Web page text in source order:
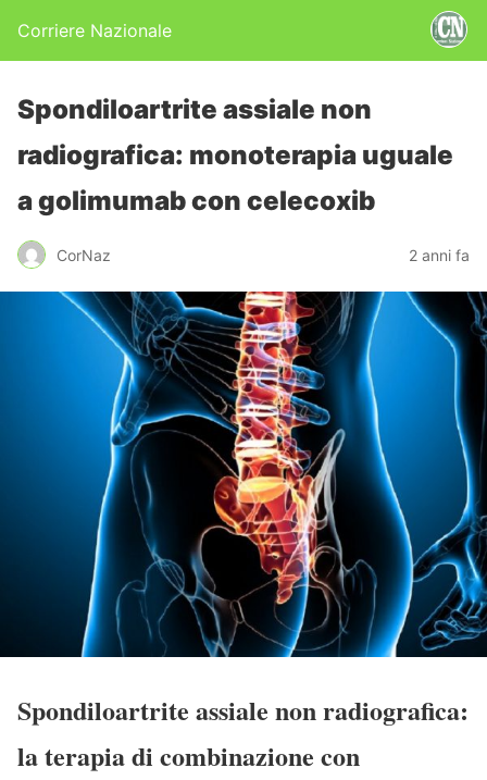
Corriere Nazionale
Spondiloartrite assiale non
radiografica: monoterapia uguale
a golimumab con celecoxib
CorNaz 2 anni fa
Spondiloartrite assiale non radiografica:
la terapia di combinazione con